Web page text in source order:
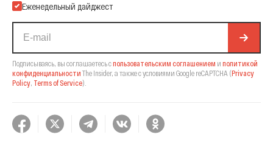
Еженедельный дайджест
Подписываясь, вы соглашаетесь спользовательским соглашением и политикой
конфиденциальности The Insider, а также с условиями Google reCAPTCHA (Privacy
Policy, Terms of Service).